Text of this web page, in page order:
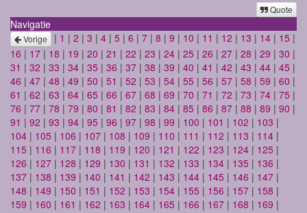
Quote
Navigatie
Vorige | 1 | 2 | 3 | 4 | 5 | 6 | 7 | 8 | 9 | 10 | 11 | 12 | 13 | 14 | 15 |
16 | 17 | 18 | 19 | 20 | 21 | 22 | 23 | 24 | 25 | 26 | 27 | 28 | 29 | 30 |
31 | 32 | 33 | 34 | 35 | 36 | 37 | 38 | 39 | 40 | 41 | 42 | 43 | 44 | 45 |
46 | 47 | 48 | 49 | 50 | 51 | 52 | 53 | 54 | 55 | 56 | 57 | 58 | 59 | 60 |
61 | 62 | 63 | 64 | 65 | 66 | 67 | 68 | 69 | 70 | 71 | 72 | 73 | 74 | 75 |
76 | 77 | 78 | 79 | 80 | 81 | 82 | 83 | 84 | 85 | 86 | 87 | 88 | 89 | 90 |
91 | 92 | 93 | 94 | 95 | 96 | 97 | 98 | 99 | 100 | 101 | 102 | 103 |
104 | 105 | 106 | 107 | 108 | 109 | 110 | 111 | 112 | 113 | 114 |
115 | 116 | 117 | 118 | 119 | 120 | 121 | 122 | 123 | 124 | 125 |
126 | 127 | 128 | 129 | 130 | 131 | 132 | 133 | 134 | 135 | 136 |
137 | 138 | 139 | 140 | 141 | 142 | 143 | 144 | 145 | 146 | 147 |
148 | 149 | 150 | 151 | 152 | 153 | 154 | 155 | 156 | 157 | 158 |
159 | 160 | 161 | 162 | 163 | 164 | 165 | 166 | 167 | 168 | 169 |